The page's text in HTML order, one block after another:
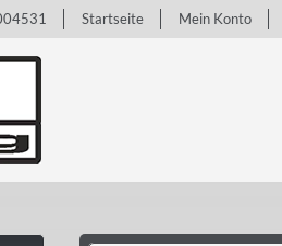
Startseite Mein Konto